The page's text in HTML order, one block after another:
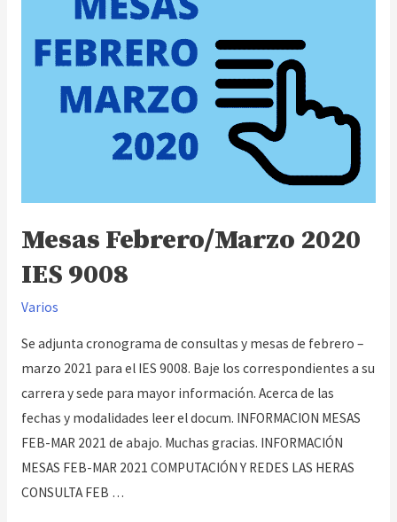
Mesas Febrero/Marzo 2020
IES 9008
Varios
Se adjunta cronograma de consultas y mesas de febrero –
marzo 2021 para el IES 9008. Baje los correspondientes a su
carrera y sede para mayor información. Acerca de las
fechas y modalidades leer el docum. INFORMACION MESAS
FEB-MAR 2021 de abajo. Muchas gracias. INFORMACIÓN
MESAS FEB-MAR 2021 COMPUTACIÓN Y REDES LAS HERAS
CONSULTA FEB …